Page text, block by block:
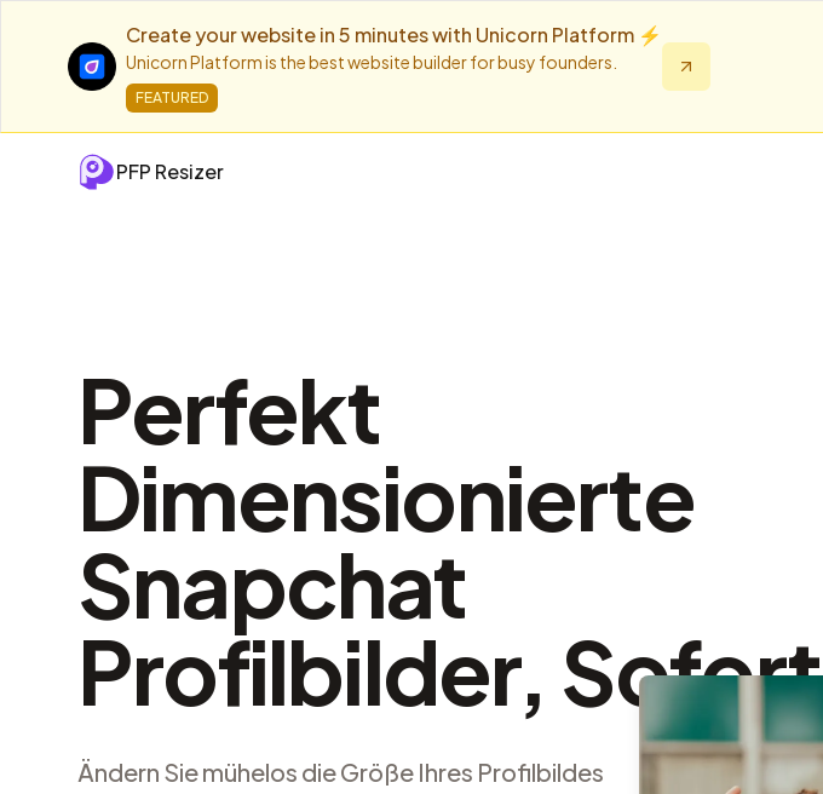
Create your website in 5 minutes with Unicorn Platform ⚡️
Unicorn Platform is the best website builder for busy founders.
FEATURED
PFP Resizer
Perfekt
Dimensionierte
Snapchat
Profilbilder, Sofort
Ändern Sie mühelos die Größe Ihres Profilbildes